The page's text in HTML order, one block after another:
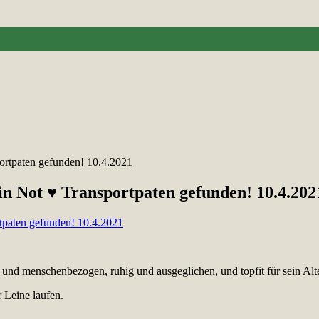
gefunden! 10.4.2021
Not ♥ Transportpaten gefunden!
menschenbezogen, ruhig und ausgeglichen, und topfit für sein
Leine laufen.